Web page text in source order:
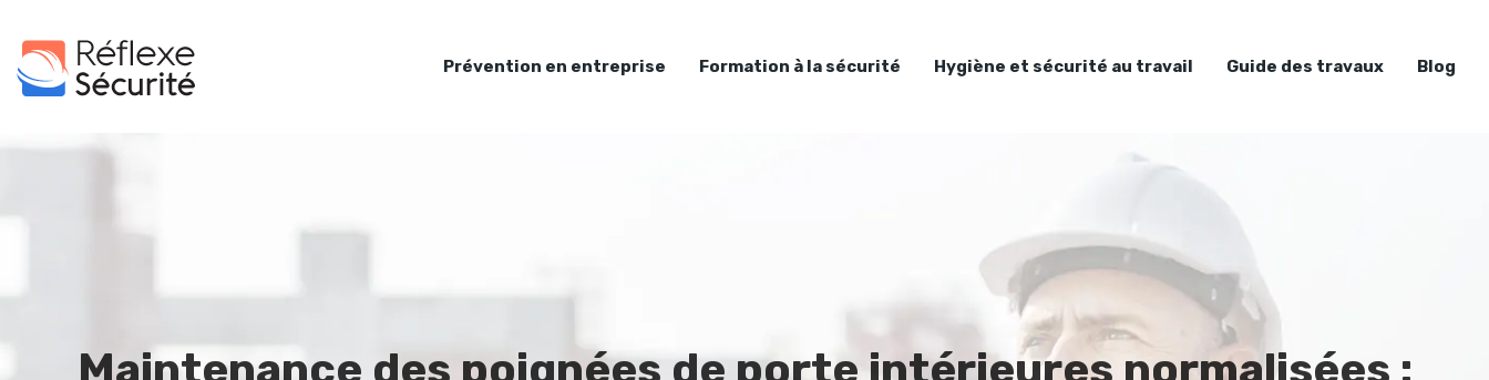
Prévention en entreprise Formation à la sécurité Hygiène et sécurité au travail Guide des travaux Blog
Maintenance des poignées de porte intérieures normalisées :